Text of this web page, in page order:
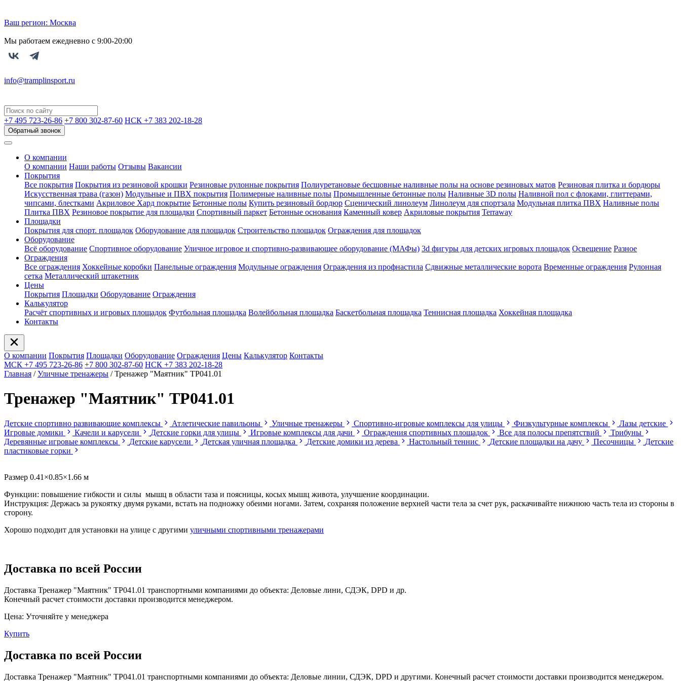
Ваш регион: Москва
Мы работаем ежедневно с 9:00-20:00
info@tramplinsport.ru
+7 495 723-26-86 +7 800 302-87-60 НСК +7 383 202-18-28
Обратный звонок
О компании
О компании Наши работы Отзывы Вакансии
Покрытия
Все покрытия Покрытия из резиновой крошки Резиновые рулонные покрытия Полиуретановые бесшовные наливные полы на основе резиновых матов Резиновая плитка и бордюры
Искусственная трава (газон) Модульные и ПВХ покрытия Полимерные наливные полы Промышленные бетонные полы Наливные 3D полы Наливной пол с флоками, глиттерами,
чипсами, блестками Акриловое Хард покрытие Бетонные полы Купить резиновый бордюр Сценический линолеум Линолеум для спортзала Модульная плитка ПВХ Наливные полы
Плитка ПВХ Резиновое покрытие для площадки Спортивный паркет Бетонные основания Каменный ковер Акриловые покрытия Terraway
Площадки
Покрытия для спорт. площадок Оборудование для площадок Строительство площадок Ограждения для площадок
Оборудование
Всё оборудование Спортивное оборудование Уличное игровое и спортивно-развивающее оборудование (МАФы) 3d фигуры для детских игровых площадок Освещение Разное
Ограждения
Все ограждения Хоккейные коробки Панельные ограждения Модульные ограждения Ограждения из профнастила Сдвижные металлические ворота Временные ограждения Рулонная
сетка Металлический штакетник
Цены
Покрытия Площадки Оборудование Ограждения
Калькулятор
Расчёт спортивных и игровых площадок Футбольная площадка Волейбольная площадка Баскетбольная площадка Теннисная площадка Хоккейная площадка
Контакты
О компании Покрытия Площадки Оборудование Ограждения Цены Калькулятор Контакты
МСК +7 495 723-26-86 +7 800 302-87-60 НСК +7 383 202-18-28
Главная / Уличные тренажеры / Тренажер "Маятник" ТР041.01
Тренажер "Маятник" ТР041.01
Детские спортивно развивающие комплексы Атлетические павильоны Уличные тренажеры Спортивно-игровые комплексы для улицы Физкультурные комплексы
Лазы детские
Игровые домики
Качели и карусели Детские горки для улицы Игровые комплексы для дачи Ограждения спортивных площадок Все для полосы препятствий
Трибуны
Деревянные игровые комплексы
Детские карусели Детская уличная площадка Детские домики из дерева Настольный теннис Детские площадки на дачу Песочницы
Детские
пластиковые горки
Размер 0.41×0.85×1.66 м
Функции: повышение гибкости и силы мышц в области таза и поясницы, косых мышц живота, улучшение координации.
Инструкция: Держась за рукоятку двумя руками, встать на подножку обеими ногами. Затем, сохраняя положение верхней части тела за счет рук, раскачивайте нижнюю часть тела из стороны в
сторону.
Хорошо подходит для установки на улице с другими уличными спортивными тренажерами
Доставка по всей России
Доставка Тренажер "Маятник" ТР041.01 транспортными компаниями до объекта: Деловые лини, СДЭК, DPD и др.
Конечный расчет стоимости доставки производится менеджером.
Цена: Уточняйте у менеджера
Купить
Доставка по всей России
Доставка Тренажер "Маятник" ТР041.01 транспортными компаниями до объекта: Деловые линии, СДЭК, DPD и другими. Конечный расчет стоимости доставки производится менеджером.